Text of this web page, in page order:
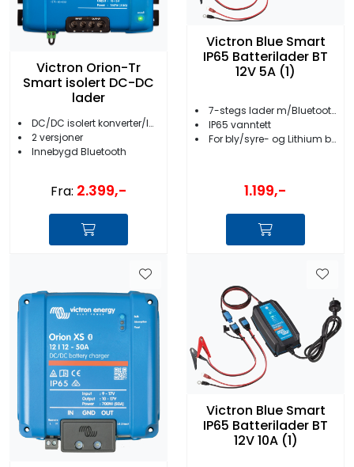
Victron Orion-Tr
Smart isolert DC-DC
lader
DC/DC isolert konverter/lader
2 versjoner
Innebygd Bluetooth
Fra: 2.399,-
Victron Blue Smart
IP65 Batterilader BT
12V 5A (1)
7-stegs lader m/Bluetooth
IP65 vanntett
For bly/syre- og Lithium batterier
1.199,-
Victron Blue Smart
IP65 Batterilader BT
12V 10A (1)